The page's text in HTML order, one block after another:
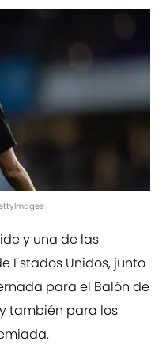
y una de las
Estados Unidos, junto
para el Balón de
también para los